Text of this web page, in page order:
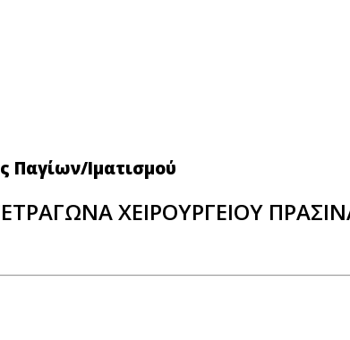
Παγίων/Ιματισμού
ΧΕΙΡΟΥΡΓΕΙΟΥ